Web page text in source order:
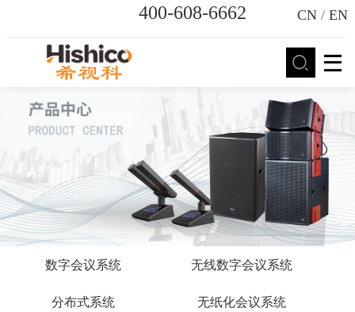
400-608-6662 CN /EN
数字会议系统 无线数字会议系统
分布式系统 无纸化会议系统